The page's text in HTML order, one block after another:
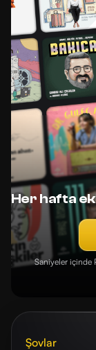
Her hafta
Saniyeler içinde
Şovlar